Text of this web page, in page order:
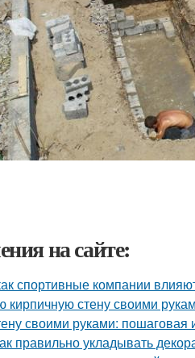
на сайте:
спортивные компании
кирпичную стену своими
своими руками: пошаговая
правильно укладывать